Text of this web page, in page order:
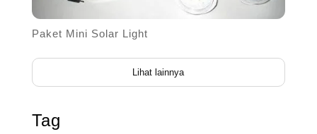
Paket Mini Solar Light
Lihat lainnya
Tag